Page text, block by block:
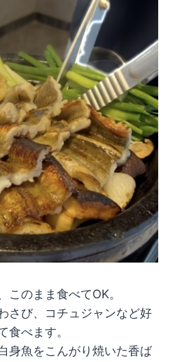
このまま食べてOK。
さび、コチュジャンなど好
食べます。
身魚をこんがり焼いた香ば